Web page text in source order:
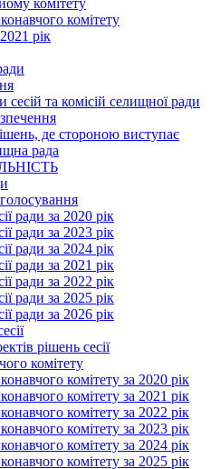
комітету
комітету
рік
сесій та комісій селищної ради
де стороною виступає
рада
ради за 2020 рік
ради за 2023 рік
ради за 2024 рік
ради за 2021 рік
ради за 2022 рік
ради за 2025 рік
ради за 2026 рік
рішень сесії
комітету
комітету за 2020 рік
комітету за 2021 рік
комітету за 2022 рік
комітету за 2023 рік
комітету за 2024 рік
комітету за 2025 рік